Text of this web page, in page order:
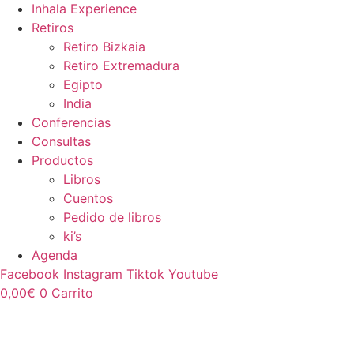
Inhala Experience
Retiros
Retiro Bizkaia
Retiro Extremadura
Egipto
India
Conferencias
Consultas
Productos
Libros
Cuentos
Pedido de libros
ki’s
Agenda
Facebook Instagram Tiktok Youtube
0,00€ 0 Carrito